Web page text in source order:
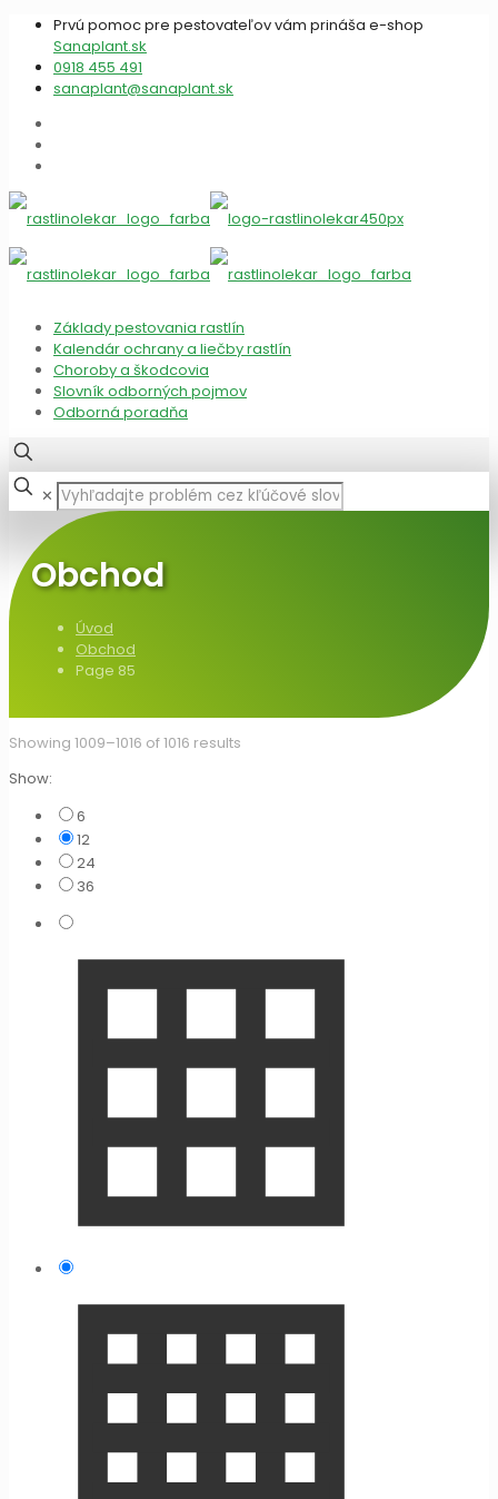
Prvú pomoc pre pestovateľov vám prináša e-shop
Sanaplant.sk
0918 455 491
sanaplant@sanaplant.sk
Základy pestovania rastlín
Kalendár ochrany a liečby rastlín
Choroby a škodcovia
Slovník odborných pojmov
Odborná poradňa
✕
Obchod
Úvod
Obchod
Page 85
Showing 1009–1016 of 1016 results
Show:
6
12
24
36